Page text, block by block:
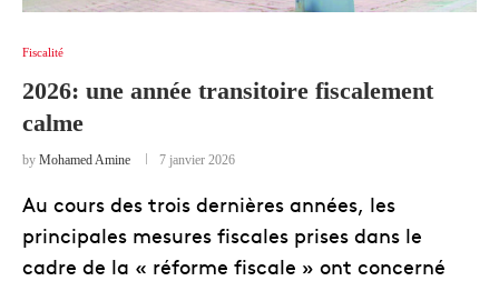
Fiscalité
2026: une année transitoire fiscalement
calme
by Mohamed Amine 7 janvier 2026
Au cours des trois dernières années, les
principales mesures fiscales prises dans le
cadre de la « réforme fiscale » ont concerné